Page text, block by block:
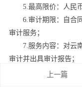
5. 最高限价： 人民
6. 审计期限 ：自合
审计服务；
7.服务内容：对云
审计并出具审计报告；
质量要求：符合
上一篇